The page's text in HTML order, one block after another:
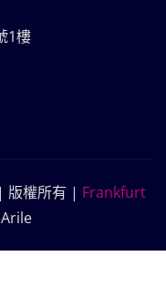
1樓
版權所有 | Frankfurt